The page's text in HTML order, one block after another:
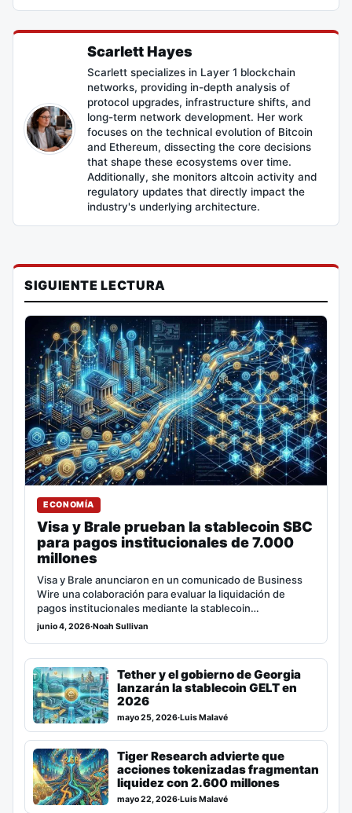
Scarlett Hayes
Scarlett specializes in Layer 1 blockchain
networks, providing in-depth analysis of
protocol upgrades, infrastructure shifts, and
long-term network development. Her work
focuses on the technical evolution of Bitcoin
and Ethereum, dissecting the core decisions
that shape these ecosystems over time.
Additionally, she monitors altcoin activity and
regulatory updates that directly impact the
industry's underlying architecture.
SIGUIENTE LECTURA
ECONOMÍA
Visa y Brale prueban la stablecoin SBC
para pagos institucionales de 7.000
millones
Visa y Brale anunciaron en un comunicado de Business
Wire una colaboración para evaluar la liquidación de
pagos institucionales mediante la stablecoin…
junio 4, 2026·Noah Sullivan
Tether y el gobierno de Georgia
lanzarán la stablecoin GELT en
2026
mayo 25, 2026·Luis Malavé
Tiger Research advierte que
acciones tokenizadas fragmentan
liquidez con 2.600 millones
mayo 22, 2026·Luis Malavé